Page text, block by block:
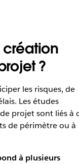
création
?
les risques, de
Les études
projet sont liés à
de périmètre ou à
à plusieurs